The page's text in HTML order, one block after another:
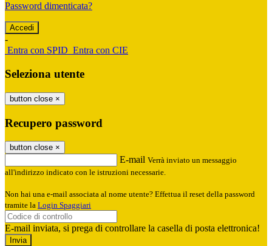
Password dimenticata?
-
Entra con SPID Entra con CIE
Seleziona utente
button close ×
Recupero password
button close ×
E-mail Verrà inviato un messaggio
all'indirizzo indicato con le istruzioni necessarie.
Non hai una e-mail associata al nome utente? Effettua il reset della password
tramite la Login Spaggiari
E-mail inviata, si prega di controllare la casella di posta elettronica!